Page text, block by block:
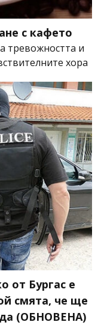
с кафето
тревожността и
хора
от Бургас е
смята, че ще
(ОБНОВЕНА)